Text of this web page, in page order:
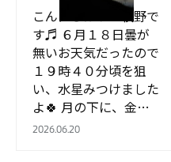
こんにちはっ 牧野で
す♬ ６月１８日曇が
無いお天気だったので
１９時４０分頃を狙
い、水星みつけました
よ🍀 月の下に、金
星、見えづらいけど、
2026.06.20